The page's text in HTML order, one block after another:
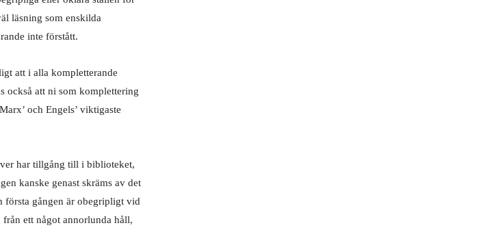
läsning som enskilda
inte förstått.
att i alla kompletterande
också att ni som komplettering
och Engels’ viktigaste
har tillgång till i biblioteket,
kanske genast skräms av det
första gången är obegripligt vid
ett något annorlunda håll,